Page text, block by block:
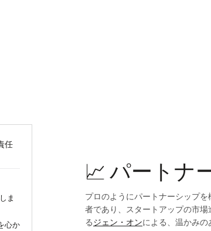
任
ま
心か
📈 パートナ
プロのようにパートナーシップ
者であり、スタートアップの市
るジェン・オンによる、温かみの